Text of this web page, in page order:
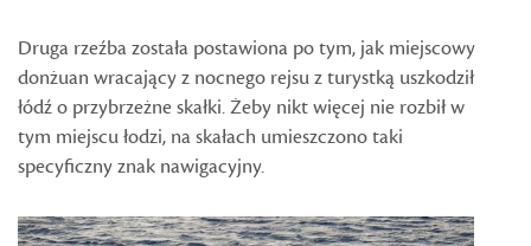
Druga rzeźba została postawiona po tym, jak miejscowy
donżuan wracający z nocnego rejsu z turystką uszkodził
łódź o przybrzeżne skałki. Żeby nikt więcej nie rozbił w
tym miejscu łodzi, na skałach umieszczono taki
specyficzny znak nawigacyjny.